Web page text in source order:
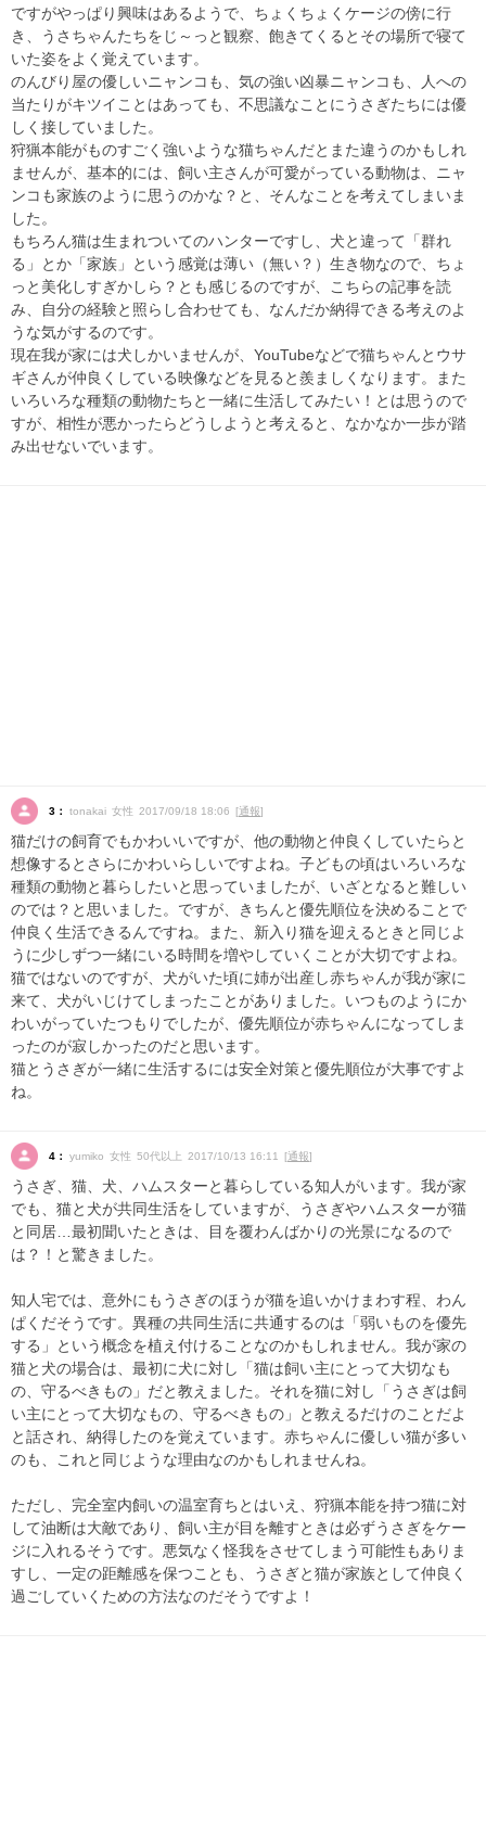
ですがやっぱり興味はあるようで、ちょくちょくケージの傍に行
き、うさちゃんたちをじ～っと観察、飽きてくるとその場所で寝て
いた姿をよく覚えています。
のんびり屋の優しいニャンコも、気の強い凶暴ニャンコも、人への
当たりがキツイことはあっても、不思議なことにうさぎたちには優
しく接していました。
狩猟本能がものすごく強いような猫ちゃんだとまた違うのかもしれ
ませんが、基本的には、飼い主さんが可愛がっている動物は、ニャ
ンコも家族のように思うのかな？と、そんなことを考えてしまいま
した。
もちろん猫は生まれついてのハンターですし、犬と違って「群れ
る」とか「家族」という感覚は薄い（無い？）生き物なので、ちょ
っと美化しすぎかしら？とも感じるのですが、こちらの記事を読
み、自分の経験と照らし合わせても、なんだか納得できる考えのよ
うな気がするのです。
現在我が家には犬しかいませんが、YouTubeなどで猫ちゃんとウサ
ギさんが仲良くしている映像などを見ると羨ましくなります。また
いろいろな種類の動物たちと一緒に生活してみたい！とは思うので
すが、相性が悪かったらどうしようと考えると、なかなか一歩が踏
み出せないでいます。
3： tonakai 女性 2017/09/18 18:06 [通報]
猫だけの飼育でもかわいいですが、他の動物と仲良くしていたらと
想像するとさらにかわいらしいですよね。子どもの頃はいろいろな
種類の動物と暮らしたいと思っていましたが、いざとなると難しい
のでは？と思いました。ですが、きちんと優先順位を決めることで
仲良く生活できるんですね。また、新入り猫を迎えるときと同じよ
うに少しずつ一緒にいる時間を増やしていくことが大切ですよね。
猫ではないのですが、犬がいた頃に姉が出産し赤ちゃんが我が家に
来て、犬がいじけてしまったことがありました。いつものようにか
わいがっていたつもりでしたが、優先順位が赤ちゃんになってしま
ったのが寂しかったのだと思います。
猫とうさぎが一緒に生活するには安全対策と優先順位が大事ですよ
ね。
4： yumiko 女性 50代以上 2017/10/13 16:11 [通報]
うさぎ、猫、犬、ハムスターと暮らしている知人がいます。我が家
でも、猫と犬が共同生活をしていますが、うさぎやハムスターが猫
と同居…最初聞いたときは、目を覆わんばかりの光景になるので
は？！と驚きました。
知人宅では、意外にもうさぎのほうが猫を追いかけまわす程、わん
ぱくだそうです。異種の共同生活に共通するのは「弱いものを優先
する」という概念を植え付けることなのかもしれません。我が家の
猫と犬の場合は、最初に犬に対し「猫は飼い主にとって大切なも
の、守るべきもの」だと教えました。それを猫に対し「うさぎは飼
い主にとって大切なもの、守るべきもの」と教えるだけのことだよ
と話され、納得したのを覚えています。赤ちゃんに優しい猫が多い
のも、これと同じような理由なのかもしれませんね。
ただし、完全室内飼いの温室育ちとはいえ、狩猟本能を持つ猫に対
して油断は大敵であり、飼い主が目を離すときは必ずうさぎをケー
ジに入れるそうです。悪気なく怪我をさせてしまう可能性もありま
すし、一定の距離感を保つことも、うさぎと猫が家族として仲良く
過ごしていくための方法なのだそうですよ！